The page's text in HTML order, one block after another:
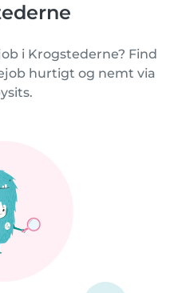
i Krogstederne? Find
hurtigt og nemt via